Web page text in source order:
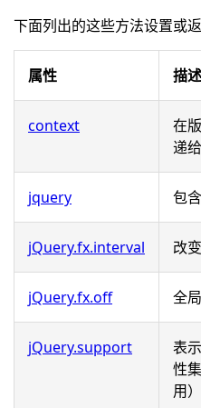
下面列出的这些方法设置或
属性 描述
context
在
递
jquery 包
jQuery.fx.interval 改
jQuery.fx.off 全
jQuery.support
表
性
用）